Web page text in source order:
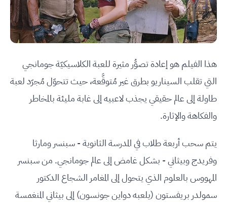
هذا الفيلم هو إعادة تصوُّر مثيرة للعبة الكلاسيكيّة جومانجي
التي تقلب السيناريو بطرق غير مُتوقَّعة، حيث تتحوّل مُجرّد لعبة
طاولة إلى عالم حقيقي يجذب لاعبيه إلى غابة مليئة بالمخاطر
والفكاهة والإثارة.
يتم سحب أربعة طلاب في المدرسة الثانوية - سبنسر ومارثا
وفريدج وبيثاني - بشكل غامض إلى عالم جومانجي. من سبنسر
المهووس بالعلوم الذي يتحول إلى المغامر الشجاع الدكتور
سمولدر بريفستون (يلعبه دواين جونسون) إلى بيثاني المنغمسة